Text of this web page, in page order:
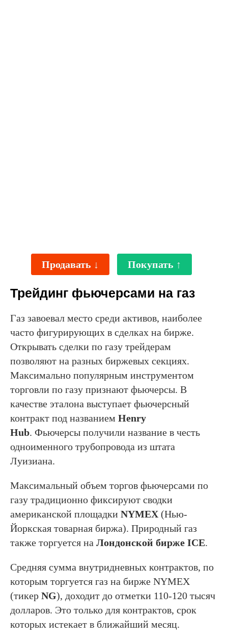
Продавать ↓ Покупать ↑
Трейдинг фьючерсами на газ
Газ завоевал место среди активов, наиболее
часто фигурирующих в сделках на бирже.
Открывать сделки по газу трейдерам
позволяют на разных биржевых секциях.
Максимально популярным инструментом
торговли по газу признают фьючерсы. В
качестве эталона выступает фьючерсный
контракт под названием Henry
Hub. Фьючерсы получили название в честь
одноименного трубопровода из штата
Луизиана.
Максимальный объем торгов фьючерсами по
газу традиционно фиксируют сводки
американской площадки NYMEX (Нью-
Йоркская товарная биржа). Природный газ
также торгуется на Лондонской бирже ICE.
Средняя сумма внутридневных контрактов, по
которым торгуется газ на бирже NYMEX
(тикер NG), доходит до отметки 110-120 тысяч
долларов. Это только для контрактов, срок
которых истекает в ближайший месяц.